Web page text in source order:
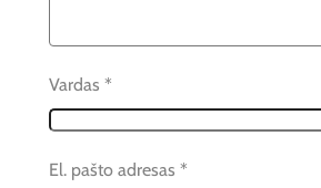
Vardas *
El. pašto adresas *